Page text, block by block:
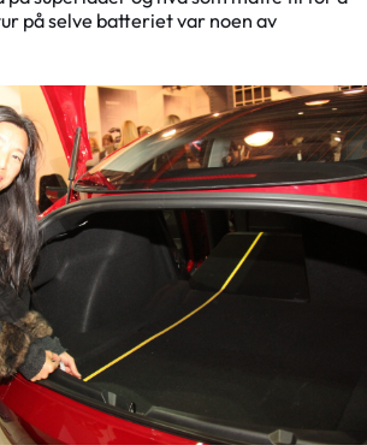
på selve batteriet var noen av